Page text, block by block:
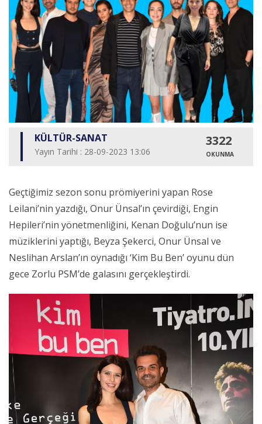
KÜLTÜR-SANAT
Yayın Tarihi : 28-09-2023 13:06
3322
OKUNMA
Geçtiğimiz sezon sonu prömiyerini yapan Rose
Leilani’nin yazdığı, Onur Ünsal’ın çevirdiği, Engin
Hepileri’nin yönetmenliğini, Kenan Doğulu’nun ise
müziklerini yaptığı, Beyza Şekerci, Onur Ünsal ve
Neslihan Arslan’ın oynadığı ‘Kim Bu Ben’ oyunu dün
gece Zorlu PSM’de galasını gerçekleştirdi.